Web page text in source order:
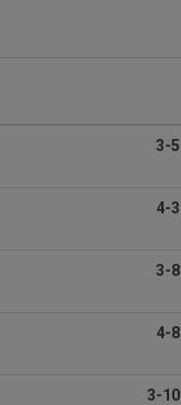
3-5
4-3
3-8
4-8
3-10